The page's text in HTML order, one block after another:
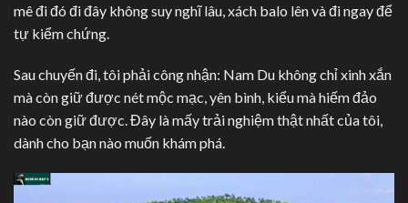
mê đi đó đi đây không suy nghĩ lâu, xách balo lên và đi ngay để
tự kiểm chứng.
Sau chuyến đi, tôi phải công nhận: Nam Du không chỉ xinh xắn
mà còn giữ được nét mộc mạc, yên bình, kiểu mà hiếm đảo
nào còn giữ được. Đây là mấy trải nghiệm thật nhất của tôi,
dành cho bạn nào muốn khám phá.